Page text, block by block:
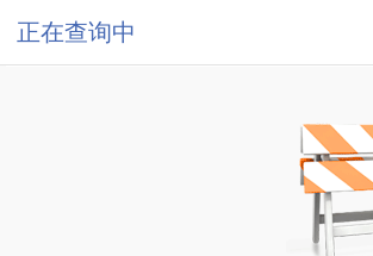
正在查询中